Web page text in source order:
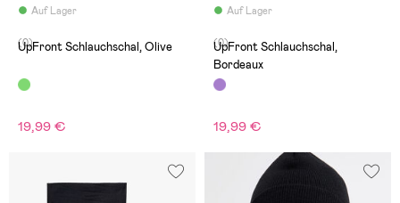
Auf Lager
(0)
UpFront Schlauchschal, Olive
19,99 €
Auf Lager
(0)
UpFront Schlauchschal,
Bordeaux
19,99 €